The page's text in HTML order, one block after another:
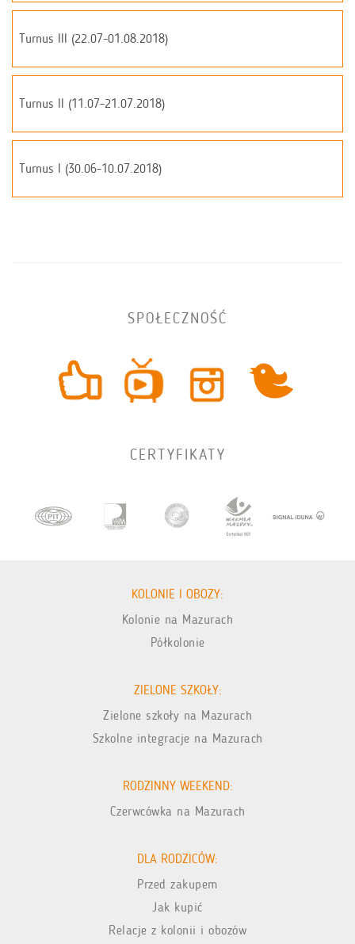
Turnus III (22.07-01.08.2018)
Turnus II (11.07-21.07.2018)
Turnus I (30.06-10.07.2018)
SPOŁECZNOŚĆ
CERTYFIKATY
KOLONIE I OBOZY:
Kolonie na Mazurach
Półkolonie
ZIELONE SZKOŁY:
Zielone szkoły na Mazurach
Szkolne integracje na Mazurach
RODZINNY WEEKEND:
Czerwcówka na Mazurach
DLA RODZICÓW:
Przed zakupem
Jak kupić
Relacje z kolonii i obozów